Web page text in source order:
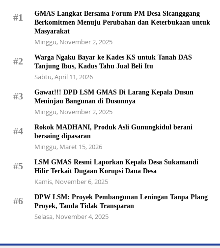
#1
GMAS Langkat Bersama Forum PM Desa Sicangggang
Berkomitmen Menuju Perubahan dan Keterbukaan untuk
Masyarakat
Minggu, November 2, 2025
#2
Warga Ngaku Bayar ke Kades KS untuk Tanah DAS
Tanjung Ibus, Kadus Tahu Jual Beli Itu
Sabtu, April 11, 2026
#3
Gawat!!! DPD LSM GMAS Di Larang Kepala Dusun
Meninjau Bangunan di Dusunnya
Minggu, November 2, 2025
#4
Rokok MADHANI, Produk Asli Gunungkidul berani
bersaing dipasaran
Minggu, Maret 15, 2026
#5
LSM GMAS Resmi Laporkan Kepala Desa Sukamandi
Hilir Terkait Dugaan Korupsi Dana Desa
Kamis, November 6, 2025
#6
DPW LSM: Proyek Pembangunan Leningan Tanpa Plang
Proyek, Tanda Tidak Transparan
Selasa, November 4, 2025